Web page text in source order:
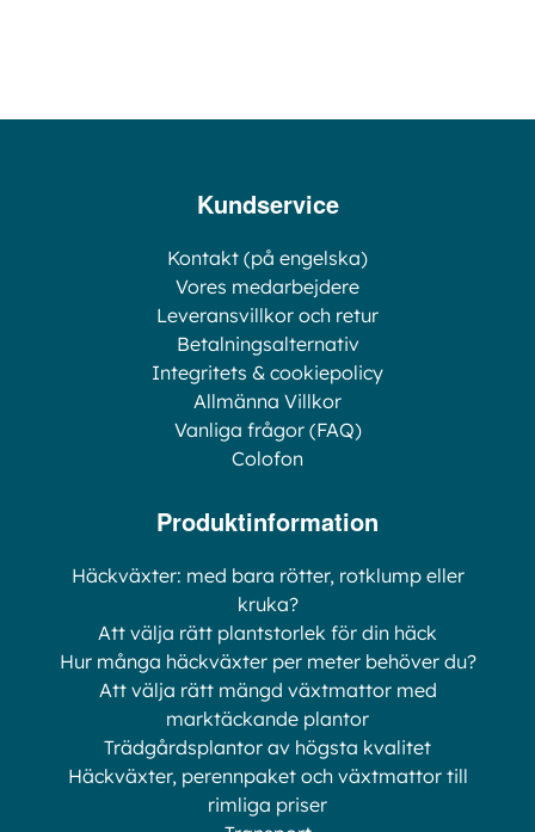
Kundservice
Kontakt (på engelska)
Vores medarbejdere
Leveransvillkor och retur
Betalningsalternativ
Integritets & cookiepolicy
Allmänna Villkor
Vanliga frågor (FAQ)
Colofon
Produktinformation
Häckväxter: med bara rötter, rotklump eller
kruka?
Att välja rätt plantstorlek för din häck
Hur många häckväxter per meter behöver du?
Att välja rätt mängd växtmattor med
marktäckande plantor
Trädgårdsplantor av högsta kvalitet
Häckväxter, perennpaket och växtmattor till
rimliga priser